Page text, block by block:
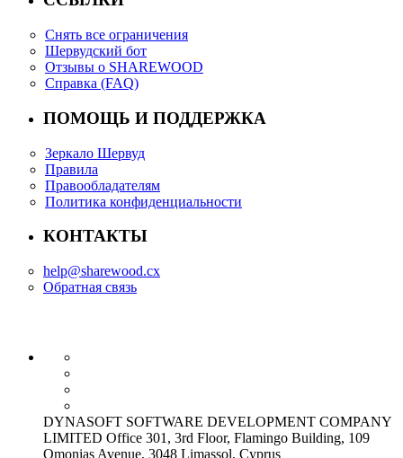
Снять все ограничения
Шервудский бот
Отзывы о SHAREWOOD
Справка (FAQ)
ПОМОЩЬ И ПОДДЕРЖКА
Зеркало Шервуд
Правила
Правообладателям
Политика конфиденциальности
КОНТАКТЫ
help@sharewood.cx
Обратная связь
DYNASOFT SOFTWARE DEVELOPMENT COMPANY
LIMITED Office 301, 3rd Floor, Flamingo Building, 109
Omonias Avenue, 3048 Limassol, Cyprus